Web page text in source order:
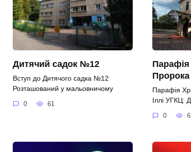
Дитячий садок №12
Вступ до Дитячого садка №12
Розташований у мальовничому
0 61
Пророка
Парафія
Іллі УГКЦ:
0